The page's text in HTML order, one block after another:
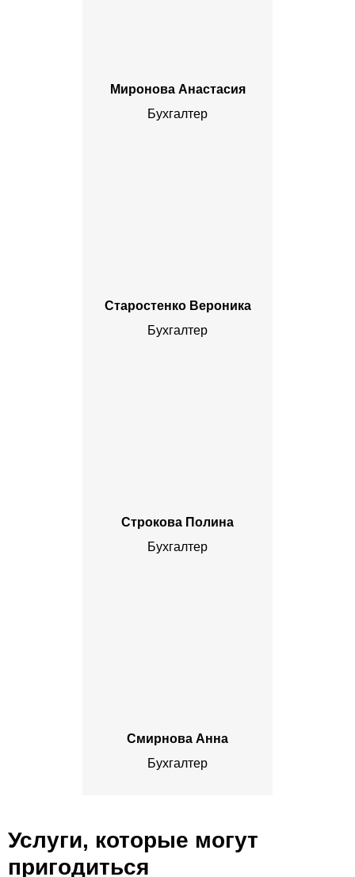
Миронова Анастасия
Бухгалтер
Старостенко Вероника
Бухгалтер
Строкова Полина
Бухгалтер
Смирнова Анна
Бухгалтер
Услуги, которые могут
пригодиться